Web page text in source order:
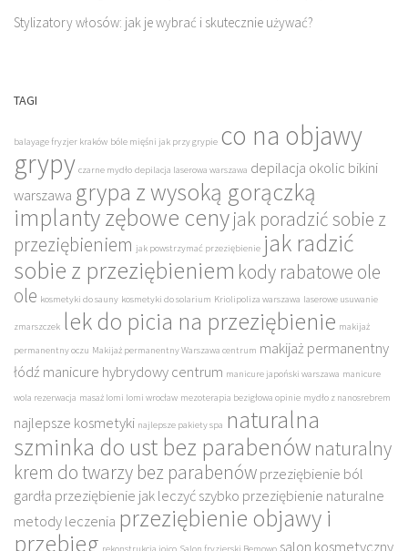
Stylizatory włosów: jak je wybrać i skutecznie używać?
TAGI
balayage fryzjer kraków bóle mięśni jak przy grypie co na objawy
grypy czarne mydło depilacja laserowa warszawa depilacja okolic bikini
warszawa grypa z wysoką gorączką
implanty zębowe cenyjak poradzić sobie z
przeziębieniem jak powstrzymać przeziębienie jak radzić
sobie z przeziębieniem kody rabatowe ole
ole kosmetyki do sauny kosmetyki do solarium Kriolipoliza warszawa laserowe usuwanie
zmarszczek lek do picia na przeziębienie makijaż
permanentny oczu Makijaż permanentny Warszawa centrum makijaż permanentny
łódź manicure hybrydowy centrum manicure japoński warszawa manicure
wola rezerwacja masaż lomi lomi wrocław mezoterapia bezigłowa opinie mydło z nanosrebrem
najlepsze kosmetyki najlepsze pakiety spa naturalna
szminka do ust bez parabenów naturalny
krem do twarzy bez parabenówprzeziębienie ból
gardła przeziębienie jak leczyć szybko przeziębienie naturalne
metody leczenia przeziębienie objawy i
przebieg rekonstrukcja joico Salon fryzjerski Bemowo salon kosmetyczny